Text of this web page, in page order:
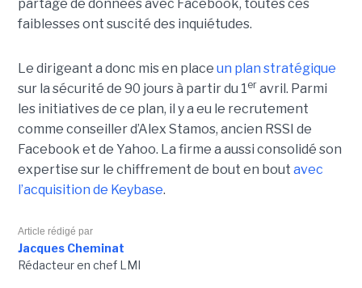
partage de données avec Facebook, toutes ces
faiblesses ont suscité des inquiétudes.
Le dirigeant a donc mis en place un plan stratégique
sur la sécurité de 90 jours à partir du 1er avril. Parmi
les initiatives de ce plan, il y a eu le recrutement
comme conseiller d’Alex Stamos, ancien RSSI de
Facebook et de Yahoo. La firme a aussi consolidé son
expertise sur le chiffrement de bout en bout avec
l’acquisition de Keybase.
Article rédigé par
Jacques Cheminat
Rédacteur en chef LMI